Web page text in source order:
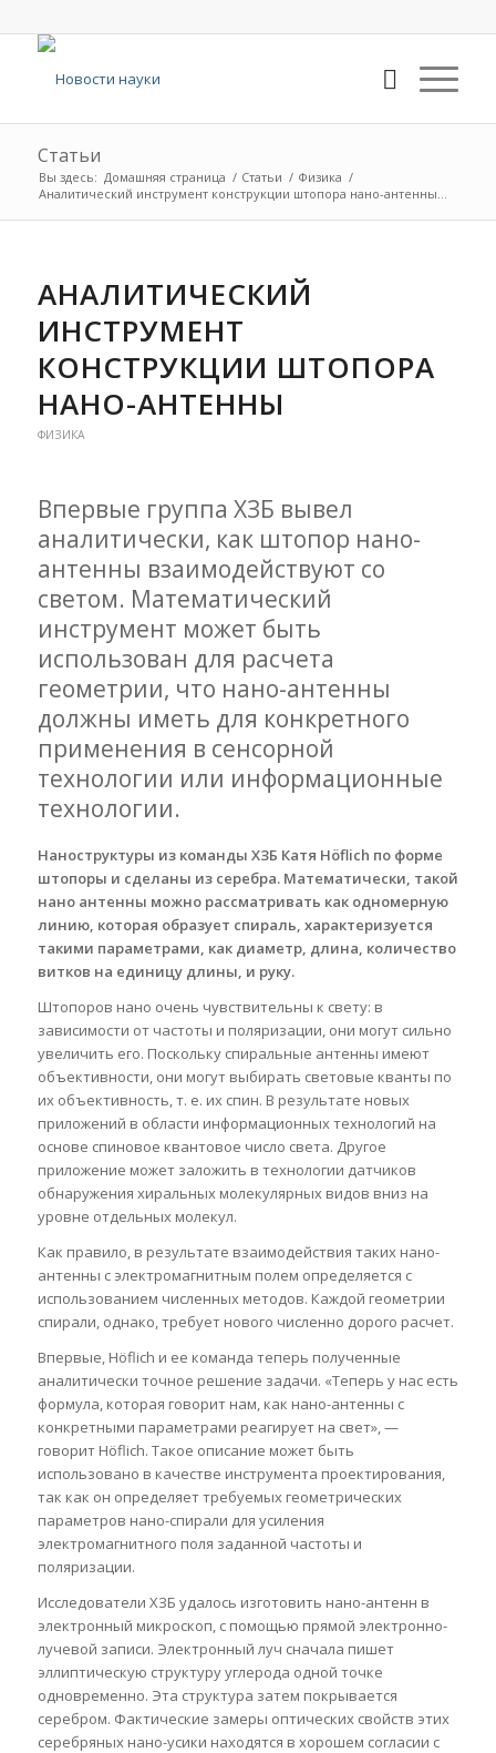
Статьи
Вы здесь: Домашняя страница / Статьи / Физика /
Аналитический инструмент конструкции штопора нано-антенны...
АНАЛИТИЧЕСКИЙ
ИНСТРУМЕНТ
КОНСТРУКЦИИ ШТОПОРА
НАНО-АНТЕННЫ
ФИЗИКА
Впервые группа ХЗБ вывел
аналитически, как штопор нано-
антенны взаимодействуют со
светом. Математический
инструмент может быть
использован для расчета
геометрии, что нано-антенны
должны иметь для конкретного
применения в сенсорной
технологии или информационные
технологии.
Наноструктуры из команды ХЗБ Катя Höflich по форме
штопоры и сделаны из серебра. Математически, такой
нано антенны можно рассматривать как одномерную
линию, которая образует спираль, характеризуется
такими параметрами, как диаметр, длина, количество
витков на единицу длины, и руку.
Штопоров нано очень чувствительны к свету: в
зависимости от частоты и поляризации, они могут сильно
увеличить его. Поскольку спиральные антенны имеют
объективности, они могут выбирать световые кванты по
их объективность, т. е. их спин. В результате новых
приложений в области информационных технологий на
основе спиновое квантовое число света. Другое
приложение может заложить в технологии датчиков
обнаружения хиральных молекулярных видов вниз на
уровне отдельных молекул.
Как правило, в результате взаимодействия таких нано-
антенны с электромагнитным полем определяется с
использованием численных методов. Каждой геометрии
спирали, однако, требует нового численно дорого расчет.
Впервые, Höflich и ее команда теперь полученные
аналитически точное решение задачи. «Теперь у нас есть
формула, которая говорит нам, как нано-антенны с
конкретными параметрами реагирует на свет», —
говорит Höflich. Такое описание может быть
использовано в качестве инструмента проектирования,
так как он определяет требуемых геометрических
параметров нано-спирали для усиления
электромагнитного поля заданной частоты и
поляризации.
Исследователи ХЗБ удалось изготовить нано-антенн в
электронный микроскоп, с помощью прямой электронно-
лучевой записи. Электронный луч сначала пишет
эллиптическую структуру углерода одной точке
одновременно. Эта структура затем покрывается
серебром. Фактические замеры оптических свойств этих
серебряных нано-усики находятся в хорошем согласии с